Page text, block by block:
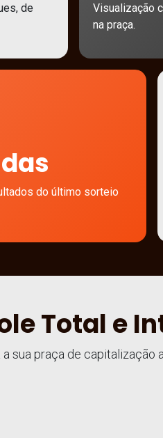
de
Visualização
na praça.
do último sorteio
Total e
a sua praça de